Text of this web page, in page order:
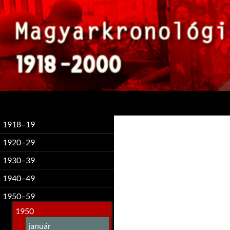
1918–19
1920–29
1930–39
1940–49
1950–59
1950
január